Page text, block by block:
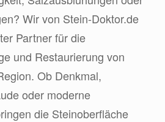
Wir von Stein-Doktor.de
Partner für die
und Restaurierung von
Ob Denkmal,
oder moderne
die Steinoberfläche